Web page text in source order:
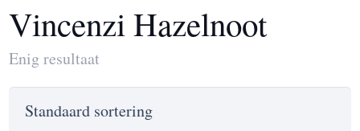
Vincenzi Hazelnoot
Enig resultaat